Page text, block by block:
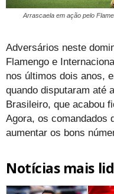
Arrascaela em ação pelo
Adversários neste
Flamengo e
nos últimos dois anos,
quando disputaram até
Brasileiro, que acabou
Agora, os comandados
aumentar os bons
Notícias mais